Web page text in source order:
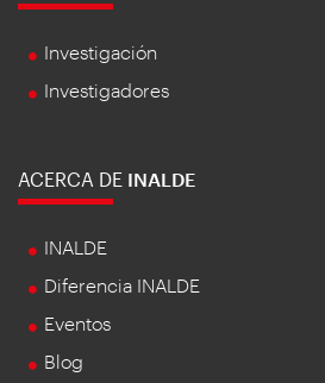
Investigación
Investigadores
ACERCA DE INALDE
INALDE
Diferencia INALDE
Eventos
Blog